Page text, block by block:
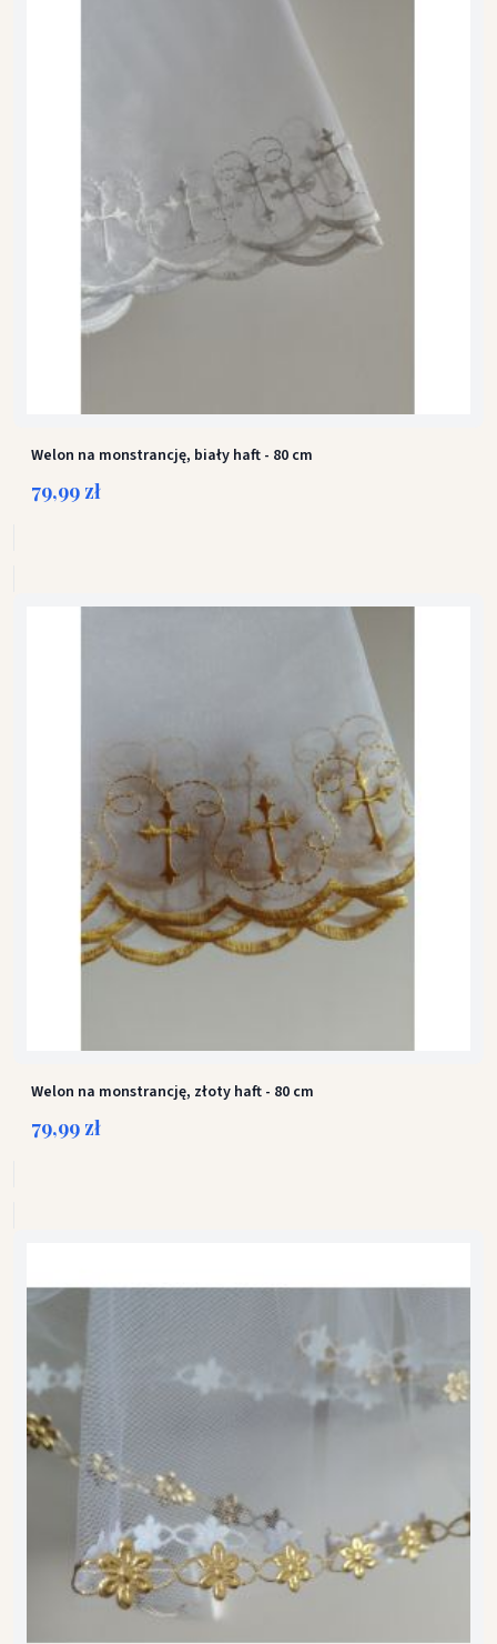
Welon na monstrancję, biały haft - 80 cm
79,99 zł
Welon na monstrancję, złoty haft - 80 cm
79,99 zł